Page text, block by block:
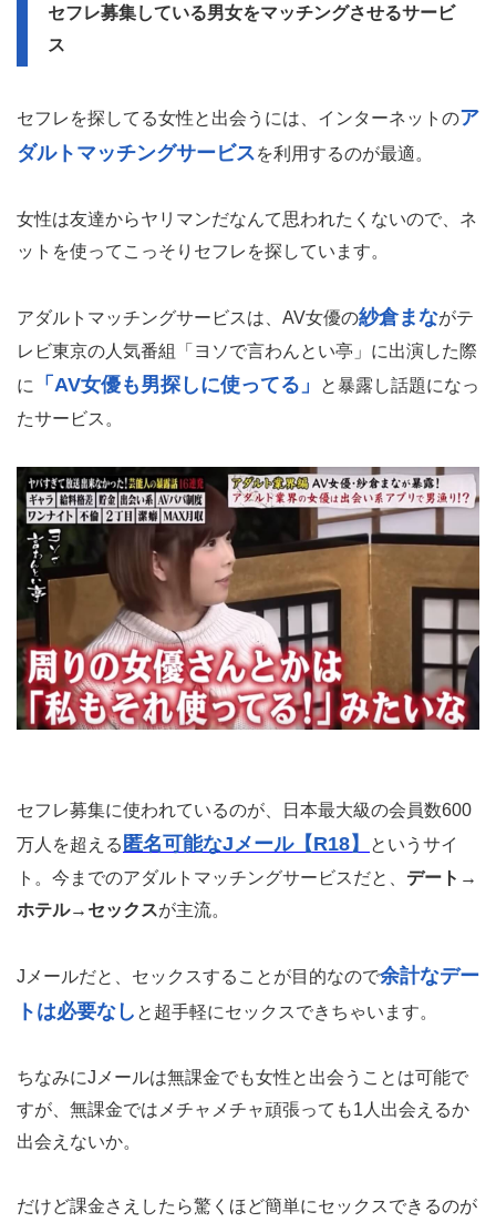
セフレ募集している男女をマッチングさせるサービ
ス
セフレを探してる女性と出会うには、インターネットのア
ダルトマッチングサービスを利用するのが最適。
女性は友達からヤリマンだなんて思われたくないので、ネ
ットを使ってこっそりセフレを探しています。
アダルトマッチングサービスは、AV女優の紗倉まながテ
レビ東京の人気番組「ヨソで言わんとい亭」に出演した際
に
「AV女優も男探しに使ってる」
と暴露し話題になっ
たサービス。
セフレ募集に使われているのが、日本最大級の会員数600
万人を超える 匿名可能なJメール【R18】
というサイ
ト。今までのアダルトマッチングサービスだと、 デート→
ホテル→セックスが主流。
Jメールだと、セックスすることが目的なので余計なデー
トは必要なし と超手軽にセックスできちゃいます。
ちなみにJメールは無課金でも女性と出会うことは可能で
すが、無課金ではメチャメチャ頑張っても1人出会えるか
出会えないか。
だけど課金さえしたら驚くほど簡単にセックスできるのが